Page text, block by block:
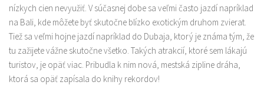
nízkych cien nevyužiť. V súčasnej dobe sa veľmi často jazdí napríklad
na Bali, kde môžete byť skutočne blízko exotickým druhom zvierat.
Tiež sa veľmi hojne jazdí napríklad do Dubaja, ktorý je známa tým, že
tu zažijete vážne skutočne všetko. Takých atrakcií, ktoré sem lákajú
turistov, je opäť viac. Pribudla k nim nová, mestská zipline dráha,
ktorá sa opäť zapísala do knihy rekordov!